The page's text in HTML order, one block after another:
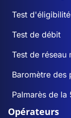
Test d'éligibilité
Test de débit
Test de réseau
Baromètre des
Palmarès de la
Opérateurs